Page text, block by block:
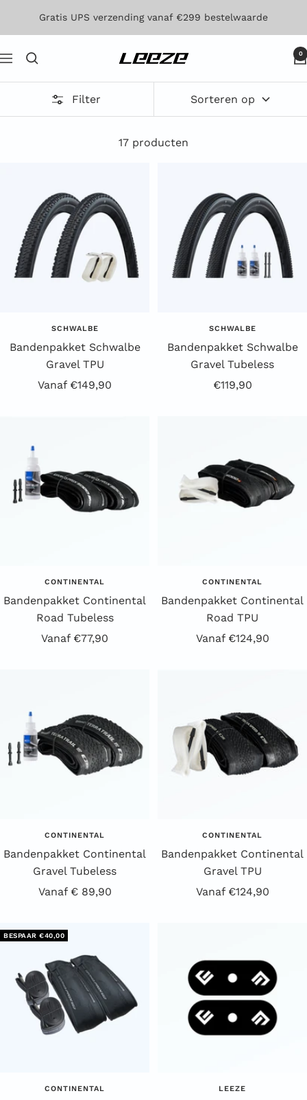
inhoud
Gratis UPS verzending vanaf €299 bestelwaarde
Navigatie Leeze 0
Filter Sorteren op
17 producten
SCHWALBE
Bandenpakket Schwalbe
Gravel TPU
Aanbiedingsprijs
Vanaf €149,90
SCHWALBE
Bandenpakket Schwalbe
Gravel Tubeless
Aanbiedingsprijs
€119,90
CONTINENTAL
Bandenpakket Continental
Road Tubeless
Aanbiedingsprijs
Vanaf €77,90
CONTINENTAL
Bandenpakket Continental
Road TPU
Aanbiedingsprijs
Vanaf €124,90
CONTINENTAL
Bandenpakket Continental
Gravel Tubeless
Aanbiedingsprijs
Vanaf € 89,90
CONTINENTAL
Bandenpakket Continental
Gravel TPU
Aanbiedingsprijs
Vanaf €124,90
BESPAAR €40,00
CONTINENTAL LEEZE